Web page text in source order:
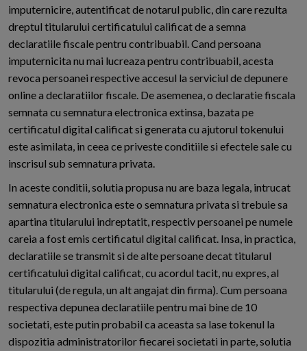
imputernicire, autentificat de notarul public, din care rezulta
dreptul titularului certificatului calificat de a semna
declaratiile fiscale pentru contribuabil. Cand persoana
imputernicita nu mai lucreaza pentru contribuabil, acesta
revoca persoanei respective accesul la serviciul de depunere
online a declaratiilor fiscale. De asemenea, o declaratie fiscala
semnata cu semnatura electronica extinsa, bazata pe
certificatul digital calificat si generata cu ajutorul tokenului
este asimilata, in ceea ce priveste conditiile si efectele sale cu
inscrisul sub semnatura privata.
In aceste conditii, solutia propusa nu are baza legala, intrucat
semnatura electronica este o semnatura privata si trebuie sa
apartina titularului indreptatit, respectiv persoanei pe numele
careia a fost emis certificatul digital calificat. Insa, in practica,
declaratiile se transmit si de alte persoane decat titularul
certificatului digital calificat, cu acordul tacit, nu expres, al
titularului (de regula, un alt angajat din firma). Cum persoana
respectiva depunea declaratiile pentru mai bine de 10
societati, este putin probabil ca aceasta sa lase tokenul la
dispozitia administratorilor fiecarei societati in parte, solutia